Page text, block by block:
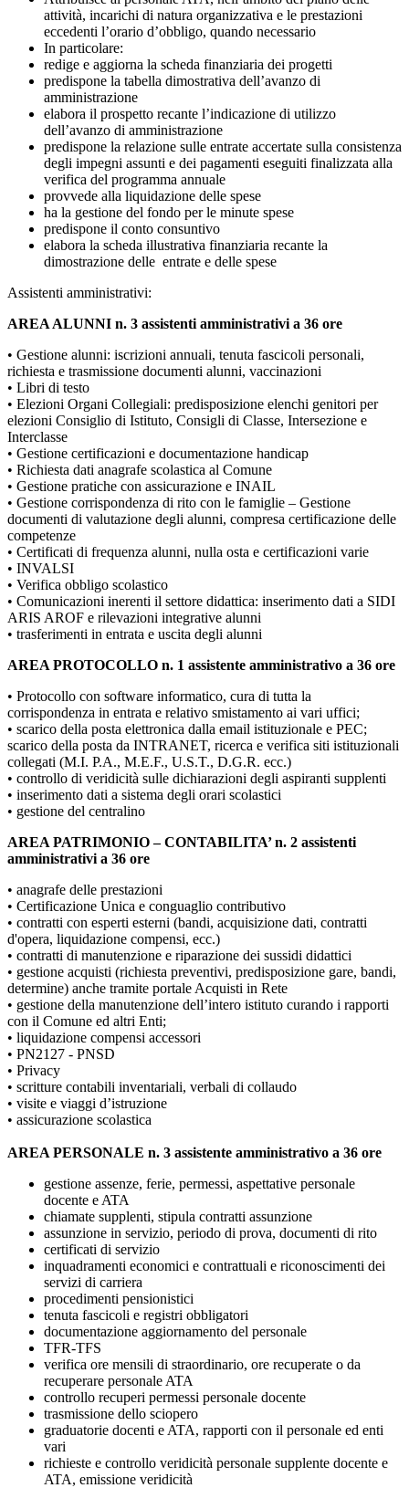
attività, incarichi di natura organizzativa e le prestazioni
eccedenti l’orario d’obbligo, quando necessario
In particolare:
redige e aggiorna la scheda finanziaria dei progetti
predispone la tabella dimostrativa dell’avanzo di
amministrazione
elabora il prospetto recante l’indicazione di utilizzo
dell’avanzo di amministrazione
predispone la relazione sulle entrate accertate sulla consistenza
degli impegni assunti e dei pagamenti eseguiti finalizzata alla
verifica del programma annuale
provvede alla liquidazione delle spese
ha la gestione del fondo per le minute spese
predispone il conto consuntivo
elabora la scheda illustrativa finanziaria recante la
dimostrazione delle entrate e delle spese
Assistenti amministrativi:
AREA ALUNNI n. 3 assistenti amministrativi a 36 ore
• Gestione alunni: iscrizioni annuali, tenuta fascicoli personali,
richiesta e trasmissione documenti alunni, vaccinazioni
• Libri di testo
• Elezioni Organi Collegiali: predisposizione elenchi genitori per
elezioni Consiglio di Istituto, Consigli di Classe, Intersezione e
Interclasse
• Gestione certificazioni e documentazione handicap
• Richiesta dati anagrafe scolastica al Comune
• Gestione pratiche con assicurazione e INAIL
• Gestione corrispondenza di rito con le famiglie – Gestione
documenti di valutazione degli alunni, compresa certificazione delle
competenze
• Certificati di frequenza alunni, nulla osta e certificazioni varie
• INVALSI
• Verifica obbligo scolastico
• Comunicazioni inerenti il settore didattica: inserimento dati a SIDI
ARIS AROF e rilevazioni integrative alunni
• trasferimenti in entrata e uscita degli alunni
AREA PROTOCOLLO n. 1 assistente amministrativo a 36 ore
• Protocollo con software informatico, cura di tutta la
corrispondenza in entrata e relativo smistamento ai vari uffici;
• scarico della posta elettronica dalla email istituzionale e PEC;
scarico della posta da INTRANET, ricerca e verifica siti istituzionali
collegati (M.I. P.A., M.E.F., U.S.T., D.G.R. ecc.)
• controllo di veridicità sulle dichiarazioni degli aspiranti supplenti
• inserimento dati a sistema degli orari scolastici
• gestione del centralino
AREA PATRIMONIO – CONTABILITA’ n. 2 assistenti
amministrativi a 36 ore
• anagrafe delle prestazioni
• Certificazione Unica e conguaglio contributivo
• contratti con esperti esterni (bandi, acquisizione dati, contratti
d'opera, liquidazione compensi, ecc.)
• contratti di manutenzione e riparazione dei sussidi didattici
• gestione acquisti (richiesta preventivi, predisposizione gare, bandi,
determine) anche tramite portale Acquisti in Rete
• gestione della manutenzione dell’intero istituto curando i rapporti
con il Comune ed altri Enti;
• liquidazione compensi accessori
• PN2127 - PNSD
• Privacy
• scritture contabili inventariali, verbali di collaudo
• visite e viaggi d’istruzione
• assicurazione scolastica
AREA PERSONALE n. 3 assistente amministrativo a 36 ore
gestione assenze, ferie, permessi, aspettative personale
docente e ATA
chiamate supplenti, stipula contratti assunzione
assunzione in servizio, periodo di prova, documenti di rito
certificati di servizio
inquadramenti economici e contrattuali e riconoscimenti dei
servizi di carriera
procedimenti pensionistici
tenuta fascicoli e registri obbligatori
documentazione aggiornamento del personale
TFR-TFS
verifica ore mensili di straordinario, ore recuperate o da
recuperare personale ATA
controllo recuperi permessi personale docente
trasmissione dello sciopero
graduatorie docenti e ATA, rapporti con il personale ed enti
vari
richieste e controllo veridicità personale supplente docente e
ATA, emissione veridicità